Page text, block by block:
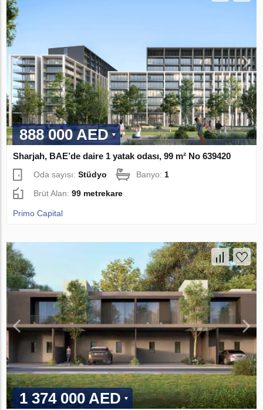
888 000 AED
Sharjah, BAE’de daire 1 yatak odası, 99 m² No 639420
Oda sayısı:Stüdyo Banyo: 1
Brüt Alan:99 metrekare
Primo Capital
1 374 000 AED